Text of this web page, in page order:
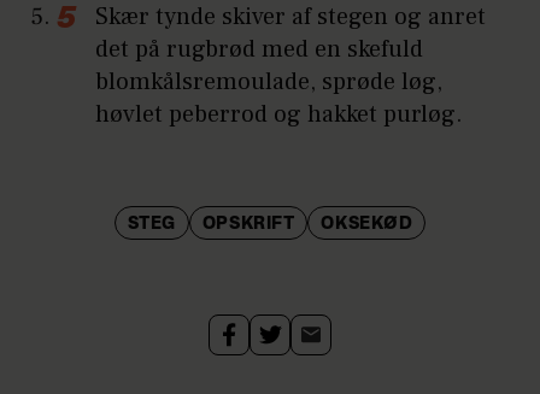
Skær tynde skiver af stegen og anret
det på rugbrød med en skefuld
blomkålsremoulade, sprøde løg,
høvlet peberrod og hakket purløg.
STEG OPSKRIFT OKSEKØD